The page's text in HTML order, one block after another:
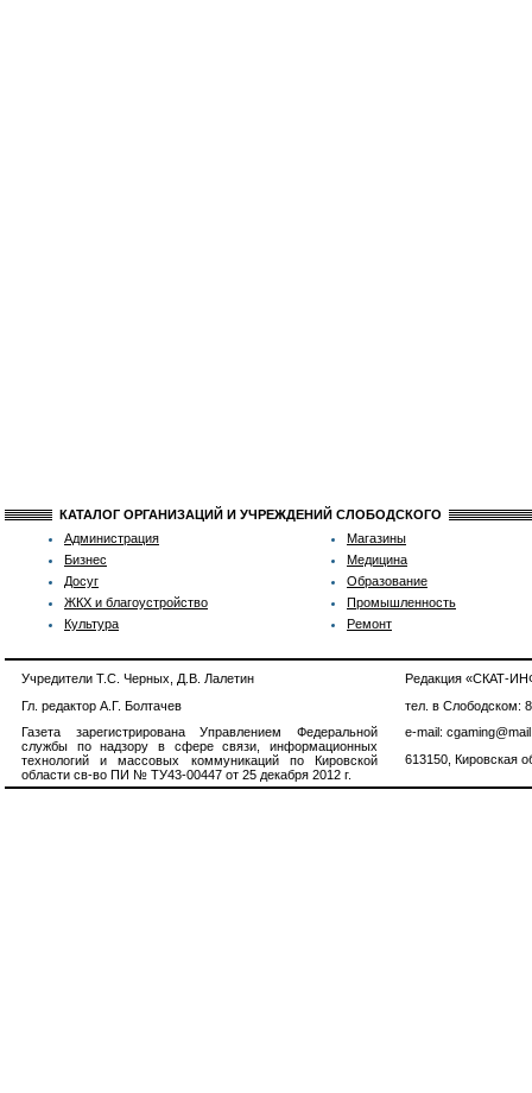
КАТАЛОГ ОРГАНИЗАЦИЙ И УЧРЕЖДЕНИЙ СЛОБОДСКОГО
Администрация
Бизнес
Досуг
ЖКХ и благоустройство
Культура
Магазины
Медицина
Образование
Промышленность
Ремонт
Учредители Т.С. Черных, Д.В. Лалетин
Гл. редактор А.Г. Болтачев
Газета зарегистрирована Управлением Федеральной
службы по надзору в сфере связи, информационных
технологий и массовых коммуникаций по Кировской
области св-во ПИ № ТУ43-00447 от 25 декабря 2012 г.
Редакция «СКАТ-
тел. в Слободском:
e-mail:
613150, Кировская